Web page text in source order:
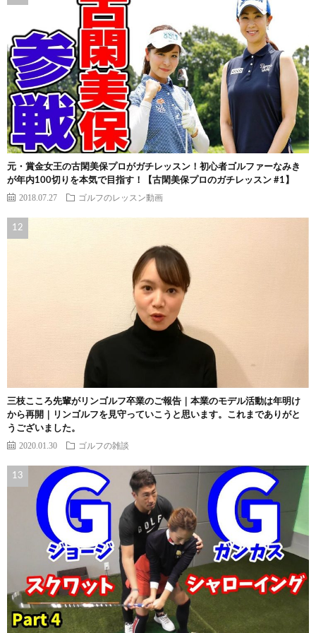
元・賞金女王の古閑美保プロがガチレッスン！初心者ゴルファーなみき
が年内100切りを本気で目指す！【古閑美保プロのガチレッスン #1】
2018.07.27 ゴルフのレッスン動画
三枝こころ先輩がリンゴルフ卒業のご報告｜本業のモデル活動は年明け
から再開｜リンゴルフを見守っていこうと思います。これまでありがと
うございました。
2020.01.30 ゴルフの雑談